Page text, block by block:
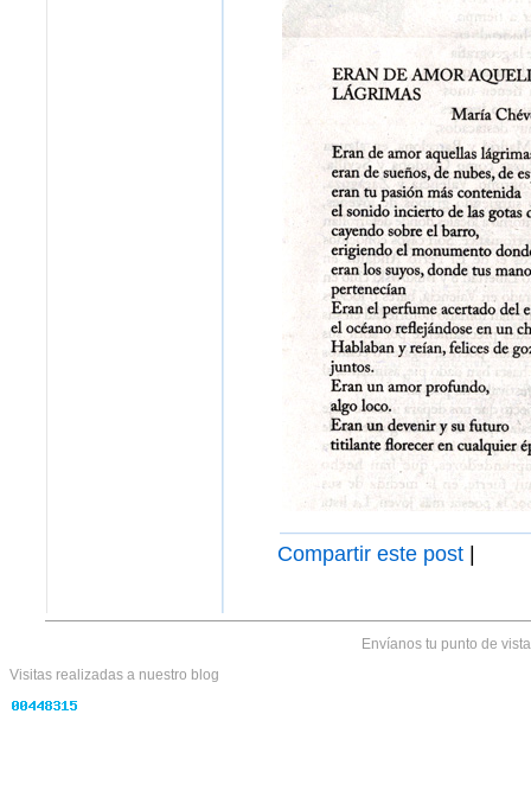
Compartir este post |
Envíanos tu punto de
Visitas realizadas a nuestro blog